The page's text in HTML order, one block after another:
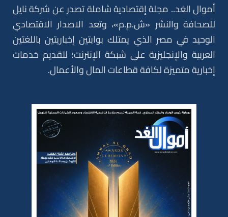
أموال الغد.. مجلة إقتصادية شاملة تصدر عن شركة نايل
للصحافة والنشر «ش.م.م»، وتعد الاصدار الاقتصادي
الوحيد في مصر الذي يمتلك بوابتين إخباريتين باللغتين
العربية والإنجليزية على شبكة الإنترنت؛ لتقديم خدمات
إخبارية متميزة لكافة قطاعات المال والأعمال.